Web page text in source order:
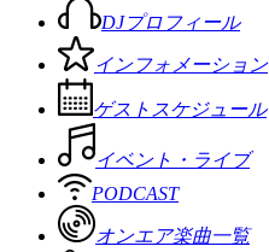
DJプロフィール
インフォメーション
ゲストスケジュール
イベント・ライブ
PODCAST
オンエア楽曲一覧